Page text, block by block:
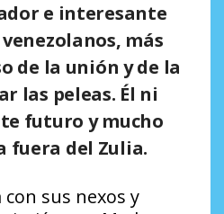
e interesante
más
de la unión y de la
las peleas. Él ni
futuro y mucho
fuera del Zulia.
sus nexos y